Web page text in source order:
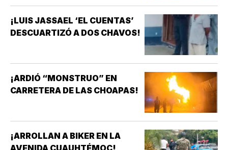
¡LUIS JASSAEL ‘EL CUENTAS’
DESCUARTIZÓ A DOS CHAVOS!
¡ARDIÓ “MONSTRUO” EN
CARRETERA DE LAS CHOAPAS!
¡ARROLLAN A BIKER EN LA